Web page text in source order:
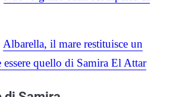
Albarella, il mare restituisce un
essere quello di Samira El Attar